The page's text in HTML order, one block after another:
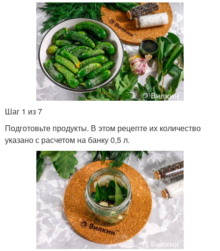
Шаг 1 из 7
Подготовьте продукты. В этом рецепте их количество
указано с расчетом на банку 0,5 л.